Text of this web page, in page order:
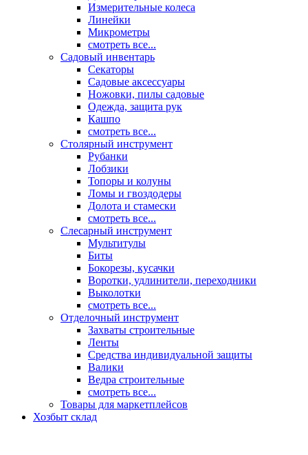
Измерительные колеса
Линейки
Микрометры
смотреть все...
Садовый инвентарь
Секаторы
Садовые аксессуары
Ножовки, пилы садовые
Одежда, защита рук
Кашпо
смотреть все...
Столярный инструмент
Рубанки
Лобзики
Топоры и колуны
Ломы и гвоздодеры
Долота и стамески
смотреть все...
Слесарный инструмент
Мультитулы
Биты
Бокорезы, кусачки
Воротки, удлинители, переходники
Выколотки
смотреть все...
Отделочный инструмент
Захваты строительные
Ленты
Средства индивидуальной защиты
Валики
Ведра строительные
смотреть все...
Товары для маркетплейсов
Хозбыт склад